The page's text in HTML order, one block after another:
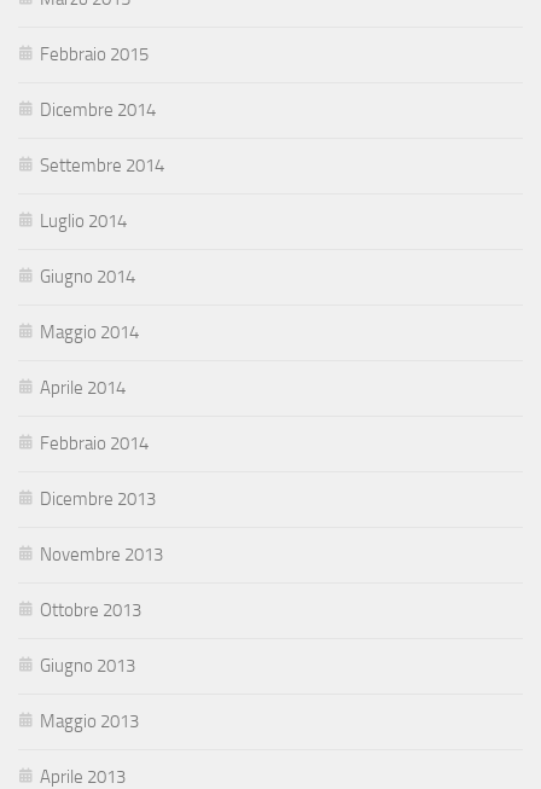
Febbraio 2015
Dicembre 2014
Settembre 2014
Luglio 2014
Giugno 2014
Maggio 2014
Aprile 2014
Febbraio 2014
Dicembre 2013
Novembre 2013
Ottobre 2013
Giugno 2013
Maggio 2013
Aprile 2013